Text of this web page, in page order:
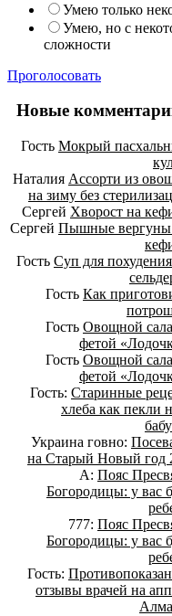
Умею только
Умею, но с
сложности
Проголосовать
Новые
Гость Мокрый
Наталия Ассорти из
на зиму без
Сергей Хворост на
Сергей Пышные вергуны
Гость Суп для
Гость Как
Гость Овощной
фетой
Гость Овощной
фетой
Гость: Старинные
хлеба как пекли
Украина говно:
на Старый Новый год
А: Пояс
Богородицы: у вас
777: Пояс
Богородицы: у вас
Гость:
отзывы врачей на